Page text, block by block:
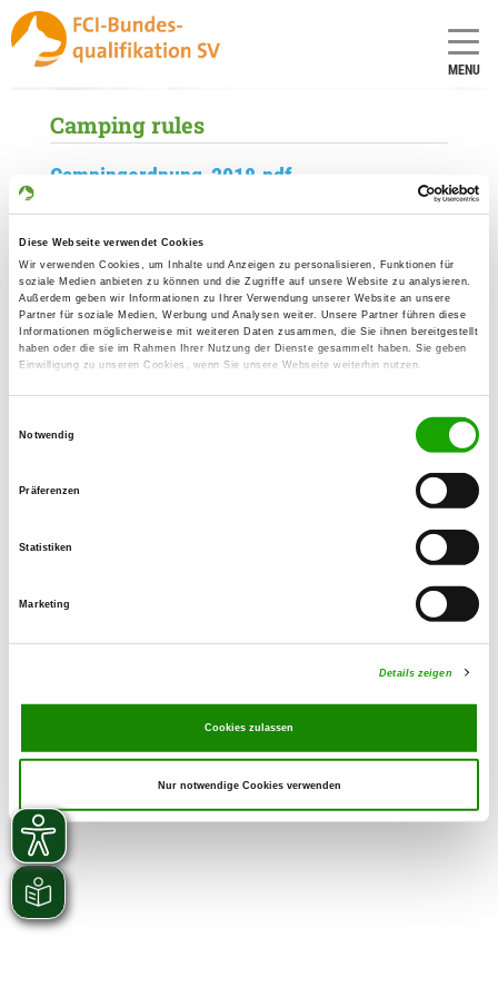
Diese Webseite verwendet Cookies
Wir verwenden Cookies, um Inhalte und Anzeigen zu personalisieren, Funktionen für
soziale Medien anbieten zu können und die Zugriffe auf unsere Website zu analysieren.
Außerdem geben wir Informationen zu Ihrer Verwendung unserer Website an unsere
Partner für soziale Medien, Werbung und Analysen weiter. Unsere Partner führen diese
Informationen möglicherweise mit weiteren Daten zusammen, die Sie ihnen bereitgestellt
haben oder die sie im Rahmen Ihrer Nutzung der Dienste gesammelt haben. Sie geben
Einwilligung zu unseren Cookies, wenn Sie unsere Webseite weiterhin nutzen.
Notwendig
Präferenzen
Statistiken
Marketing
Details zeigen
Cookies zulassen
Nur notwendige Cookies verwenden
MENU
Camping rules
Campingordnung_2018.pdf